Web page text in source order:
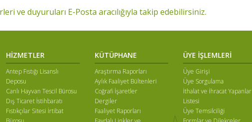
ve duyuruları E-Posta aracılığıyla takip edebilirsiniz.
HİZMETLER
Antep Fıstığı Lisanslı
Deposu
Canlı Hayvan Tescil Bürosu
Dış Ticaret İstihbaratı
Fıstıkçılar Sitesi İrtibat
KÜTÜPHANE
Araştırma Raporları
Aylık Faaliyet Bültenleri
Coğrafi İşaretler
Dergiler
Faaliyet Raporları
ÜYE İŞLEMLERİ
Üye Girişi
Üye Sorgulama
İthalat ve İhracat Yapanlar
Listesi
Üye Temsilciliği